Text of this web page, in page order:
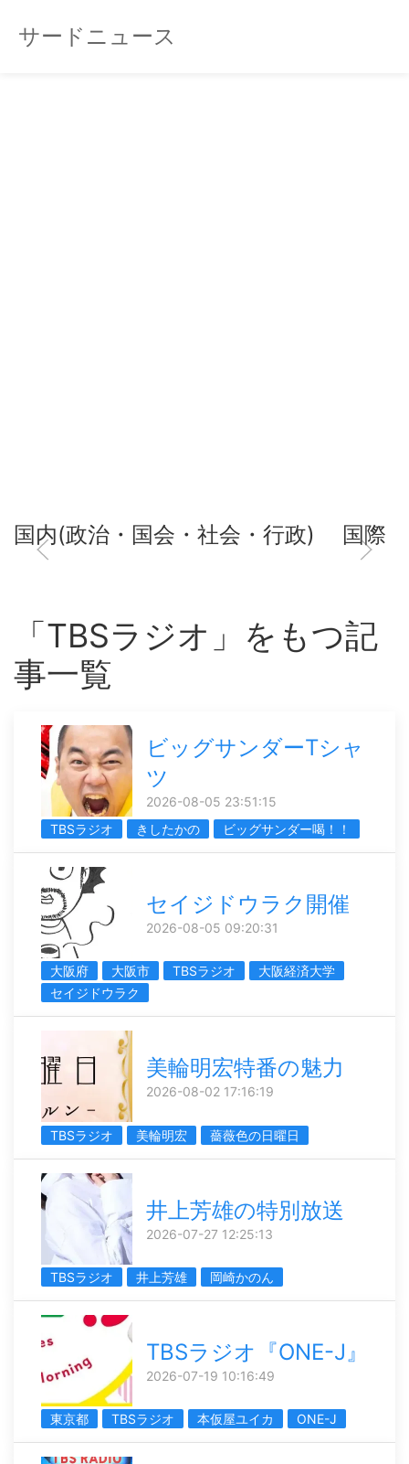
サードニュース
国内(政治・国会・社会・行政) 国際
「TBSラジオ」をもつ記
事一覧
ビッグサンダーTシャ
ツ
2026-08-05 23:51:15
TBSラジオ
きしたかの ビッグサンダー喝！！
セイジドウラク開催
2026-08-05 09:20:31
大阪府 大阪市 TBSラジオ
大阪経済大学
セイジドウラク
美輪明宏特番の魅力
2026-08-02 17:16:19
TBSラジオ 美輪明宏 薔薇色の日曜日
井上芳雄の特別放送
2026-07-27 12:25:13
TBSラジオ 井上芳雄 岡崎かのん
TBSラジオ『ONE-J』
2026-07-19 10:16:49
東京都 TBSラジオ 本仮屋ユイカ ONE-J